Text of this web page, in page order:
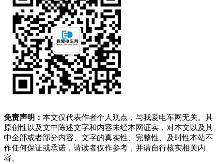
免责声明： 本文仅代表作者个人观点，与我爱电车网无关。其
原创性以及文中陈述文字和内容未经本网证实，对本文以及其
中全部或者部分内容、文字的真实性、完整性、及时性本站不
作任何保证或承诺，请读者仅作参考，并请自行核实相关内
容。